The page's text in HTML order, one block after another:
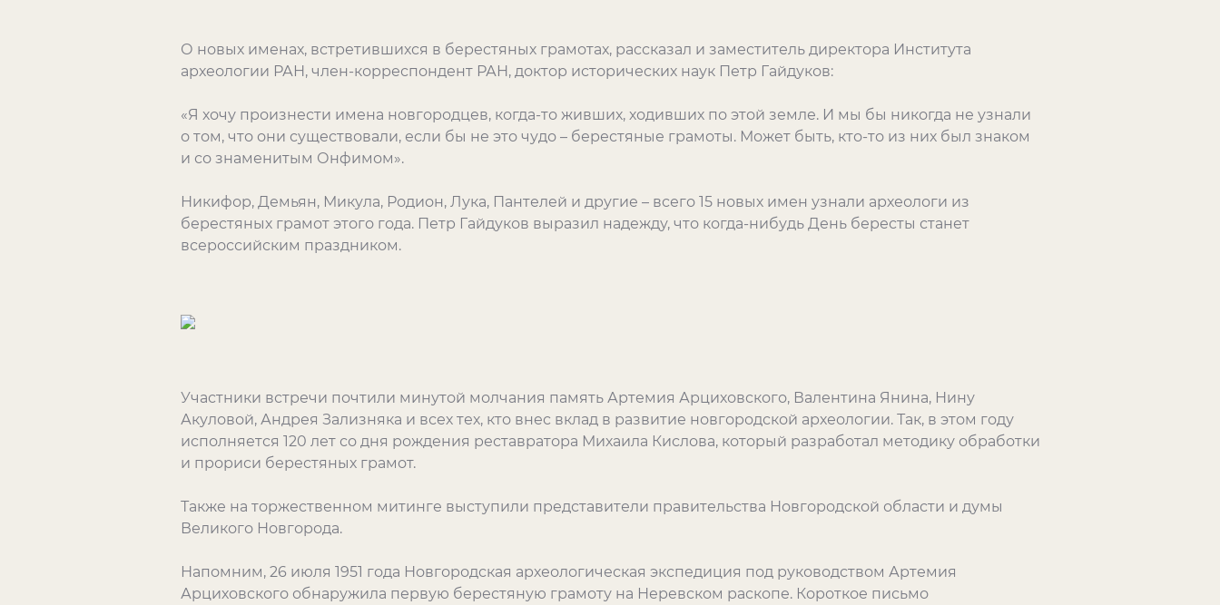
О новых именах, встретившихся в берестяных грамотах, рассказал и заместитель директора Института
археологии РАН, член-корреспондент РАН, доктор исторических наук Петр Гайдуков:
«Я хочу произнести имена новгородцев, когда-то живших, ходивших по этой земле. И мы бы никогда не узнали
о том, что они существовали, если бы не это чудо – берестяные грамоты. Может быть, кто-то из них был знаком
и со знаменитым Онфимом».
Никифор, Демьян, Микула, Родион, Лука, Пантелей и другие – всего 15 новых имен узнали археологи из
берестяных грамот этого года. Петр Гайдуков выразил надежду, что когда-нибудь День бересты станет
всероссийским праздником.
Участники встречи почтили минутой молчания память Артемия Арциховского, Валентина Янина, Нину
Акуловой, Андрея Зализняка и всех тех, кто внес вклад в развитие новгородской археологии. Так, в этом году
исполняется 120 лет со дня рождения реставратора Михаила Кислова, который разработал методику обработки
и прориси берестяных грамот.
Также на торжественном митинге выступили представители правительства Новгородской области и думы
Великого Новгорода.
Напомним, 26 июля 1951 года Новгородская археологическая экспедиция под руководством Артемия
Арциховского обнаружила первую берестяную грамоту на Неревском раскопе. Короткое письмо